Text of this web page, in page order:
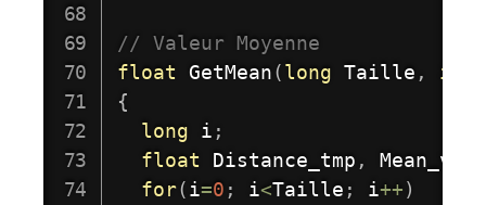
// Valeur Moyenne
float
GetMean(long Taille , int
{
long i ;
float
Distance_tmp , Mean_val
for(i=0 ; i<Taille ; i++)